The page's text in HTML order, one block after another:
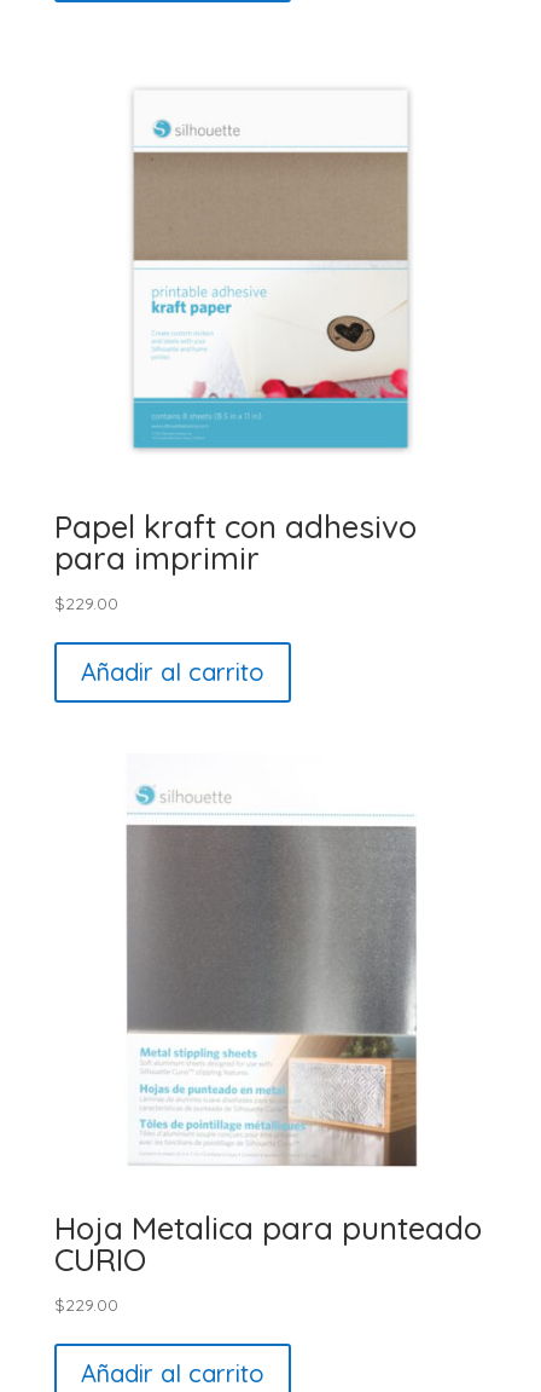
Papel kraft con adhesivo
para imprimir
$229.00
Añadir al carrito
Hoja Metalica para punteado
CURIO
$229.00
Añadir al carrito